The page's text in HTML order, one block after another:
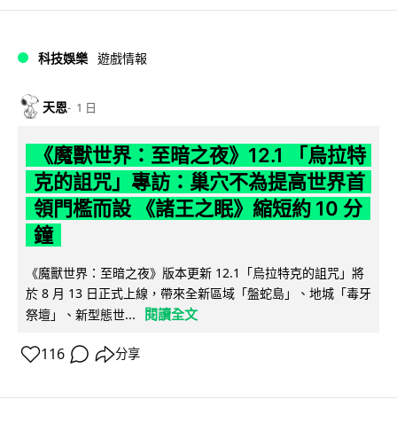
科技娛樂 遊戲情報
天恩 1 日
《魔獸世界：至暗之夜》12.1 「烏拉特
克的詛咒」專訪：巢穴不為提高世界首
領門檻而設 《諸王之眠》縮短約 10 分
鐘
《魔獸世界：至暗之夜》版本更新 12.1「烏拉特克的詛咒」將
於 8 月 13 日正式上線，帶來全新區域「盤蛇島」、地城「毒牙
祭壇」、新型態世...
閱讀全文
116 分享